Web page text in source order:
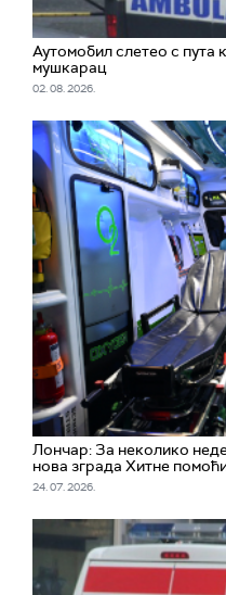
Аутомобил слетео с пута
мушкарац
02. 08. 2026.
Лончар: За неколико
нова зграда Хитне
24. 07. 2026.